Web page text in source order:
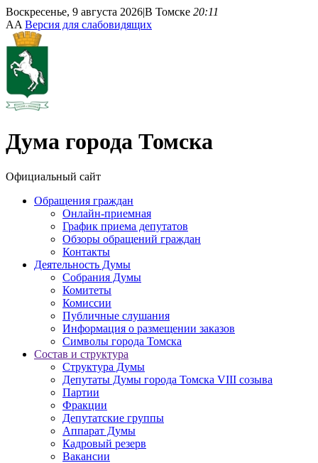
Воскресенье, 9 августа 2026|В Томске 20:11
AA Версия для слабовидящих
Дума города Томска
Официальный сайт
Обращения граждан
Онлайн-приемная
График приема депутатов
Обзоры обращений граждан
Контакты
Деятельность Думы
Собрания Думы
Комитеты
Комиссии
Публичные слушания
Информация о размещении заказов
Символы города Томска
Состав и структура
Структура Думы
Депутаты Думы города Томска VIII созыва
Партии
Фракции
Депутатские группы
Аппарат Думы
Кадровый резерв
Вакансии